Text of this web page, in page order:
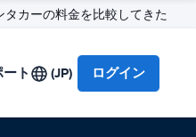
タカーの料金を比較してきた
ト (JP) ログイン